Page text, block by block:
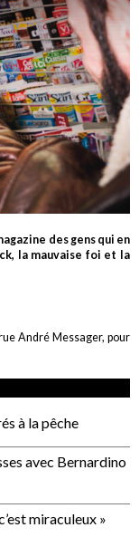
des gens qui en
la mauvaise foi et la
André Messager, pour
à la pêche
avec Bernardino
miraculeux »